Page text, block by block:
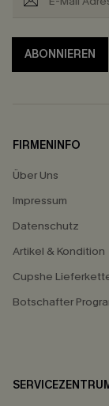
ABONNIEREN
FIRMENINFO
Über Uns
Impressum
Datenschutz
Artikel & Kondition
Cupshe
Botschafter